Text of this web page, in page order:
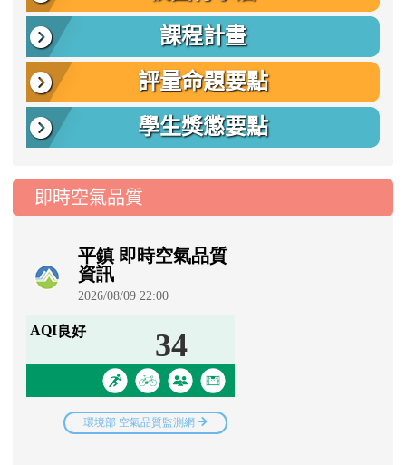
課程計畫
評量命題要點
學生獎懲要點
即時空氣品質